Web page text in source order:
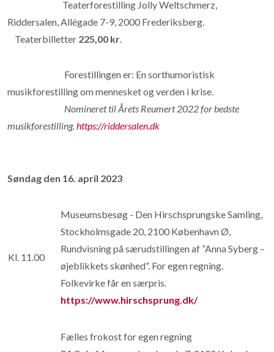
Teaterforestilling Jolly Weltschmerz,
Riddersalen, Allégade 7-9, 2000 Frederiksberg.
Teaterbilletter 225,00 kr.
Forestillingen er: En sorthumoristisk
musikforestilling om mennesket og verden i krise.
Nomineret til Årets Reumert 2022 for bedste
musikforestilling.https://riddersalen.dk
Søndag den 16. april 2023
Kl. 11.00
Museumsbesøg - Den Hirschsprungske Samling,
Stockholmsgade 20, 2100 København Ø,
Rundvisning på særudstillingen af ”Anna Syberg –
øjeblikkets skønhed”. For egen regning.
Folkevirke får en særpris.
https://www.hirschsprung.dk/
Fælles frokost for egen regning